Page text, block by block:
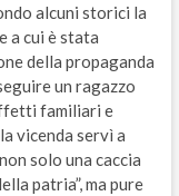
alcuni storici la
a cui è stata
della propaganda
un ragazzo
familiari e
vicenda servì a
solo una caccia
patria”, ma pure